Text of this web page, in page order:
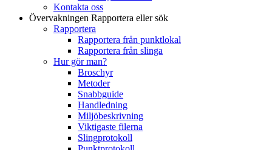
Kontakta oss
Övervakningen Rapportera eller sök
Rapportera
Rapportera från punktlokal
Rapportera från slinga
Hur gör man?
Broschyr
Metoder
Snabbguide
Handledning
Miljöbeskrivning
Viktigaste filerna
Slingprotokoll